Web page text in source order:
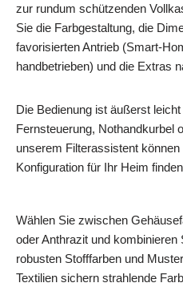
zur rundum schützenden
Sie die Farbgestaltung, die
favorisierten Antrieb (Smart-
handbetrieben) und die Extras
Die Bedienung ist äußerst
Fernsteuerung, Nothandkurbel
unserem Filterassistent
Konfiguration für Ihr Heim
Wählen Sie zwischen
oder Anthrazit und
robusten Stofffarben und
Textilien sichern strahlende